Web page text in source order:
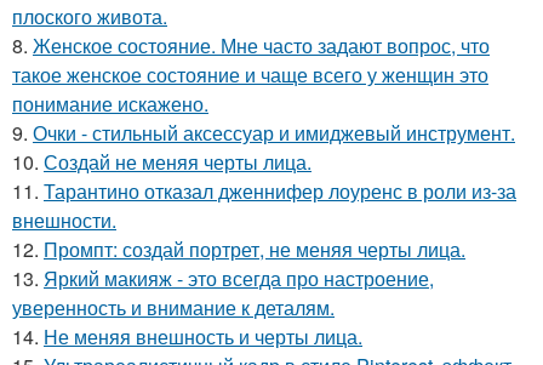
плоского живота.
8. Женское состояние. Мне часто задают вопрос, что
такое женское состояние и чаще всего у женщин это
понимание искажено.
9. Очки - стильный аксессуар и имиджевый инструмент.
10. Создай не меняя черты лица.
11. Тарантино отказал дженнифер лоуренс в роли из-за
внешности.
12. Промпт: создай портрет, не меняя черты лица.
13. Яркий макияж - это всегда про настроение,
уверенность и внимание к деталям.
14. Не меняя внешность и черты лица.